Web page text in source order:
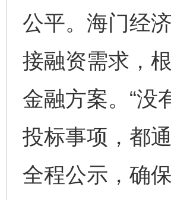
公平。海门经
接融资需求，
金融方案。“没
投标事项，都
全程公示，确